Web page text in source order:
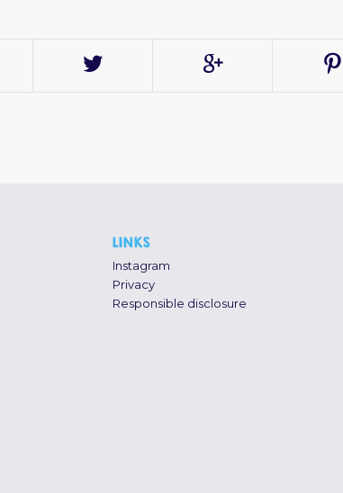
LINKS
Instagram
Privacy
Responsible disclosure